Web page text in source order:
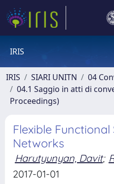
IRIS
IRIS SIARI UNITN
04
04.1 Saggio in atti di
Proceedings)
Flexible Functional
Networks
Harutyunyan, Davit;
2017-01-01